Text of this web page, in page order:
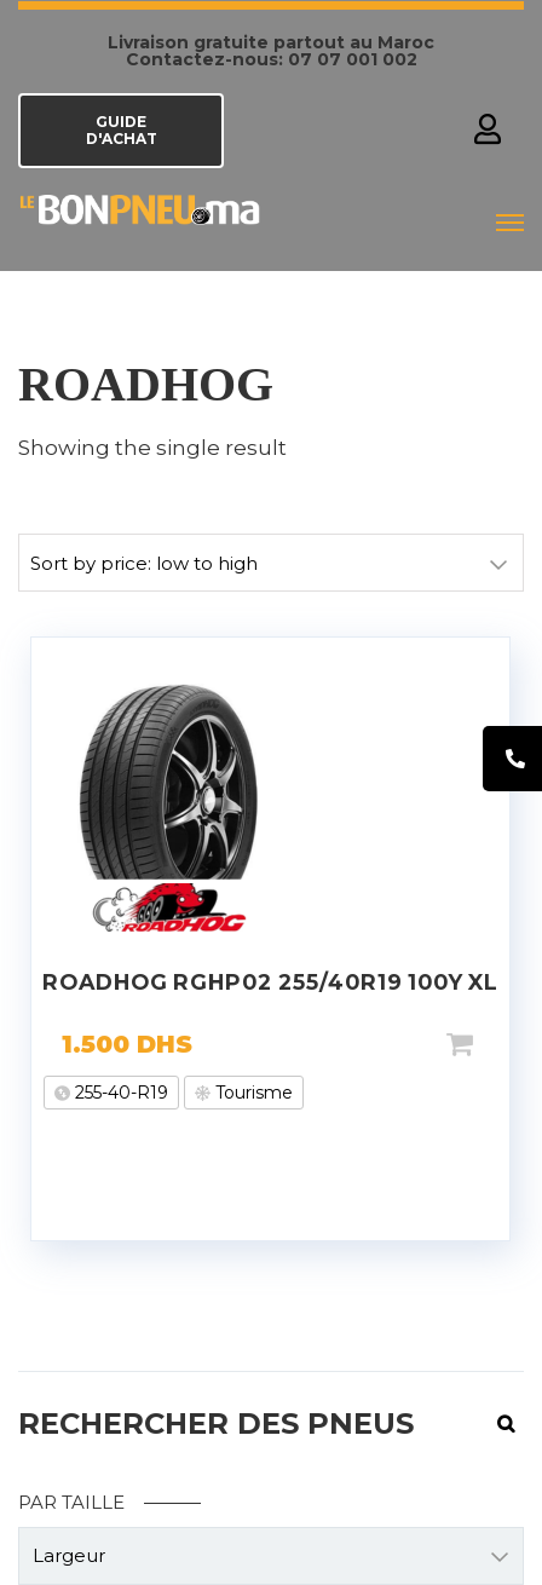
Livraison gratuite partout au Maroc
Contactez-nous: 07 07 001 002
GUIDE
D'ACHAT
ROADHOG
Showing the single result
ROADHOG RGHP02 255/40R19 100Y XL
1.500 DHS
255-40-R19 Tourisme
RECHERCHER DES PNEUS
PAR TAILLE
Largeur